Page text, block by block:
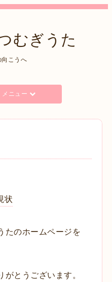
むぎうた
向こうへ
メニュー
状
たのホームページを
がとうございます。